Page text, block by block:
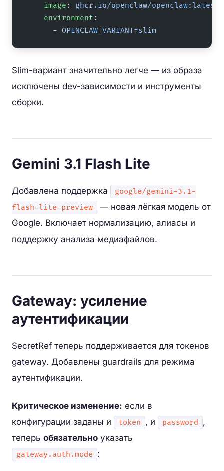
    image
: ghcr.io/openclaw/openclaw:latest
    environment
:
      -
OPENCLAW_VARIANT=slim
Slim-вариант значительно легче — из образа
исключены dev-зависимости и инструменты
сборки.
Gemini 3.1 Flash Lite
Добавлена поддержка
google/gemini-3.1-
flash-lite-preview
— новая лёгкая модель от
Google. Включает нормализацию, алиасы и
поддержку анализа медиафайлов.
Gateway: усиление
аутентификации
SecretRef теперь поддерживается для токенов
gateway. Добавлены guardrails для режима
аутентификации.
Критическое изменение: если в
конфигурации заданы и
token , и password
,
теперь обязательно указать
gateway.auth.mode :